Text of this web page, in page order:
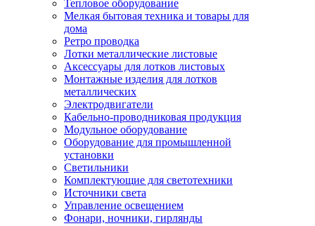
Тепловое оборудование
Мелкая бытовая техника и товары для
дома
Ретро проводка
Лотки металлические листовые
Аксессуары для лотков листовых
Монтажные изделия для лотков
металлических
Электродвигатели
Кабельно-проводниковая продукция
Модульное оборудование
Оборудование для промышленной
установки
Светильники
Комплектующие для светотехники
Источники света
Управление освещением
Фонари, ночники, гирлянды